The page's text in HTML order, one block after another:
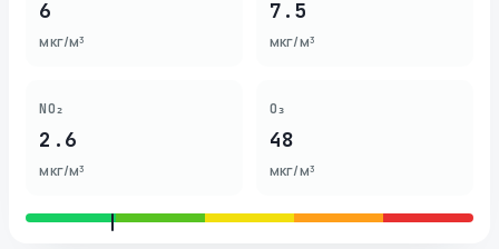
6
мкг/м³
7.5
мкг/м³
NO₂
2.6
мкг/м³
O₃
48
мкг/м³